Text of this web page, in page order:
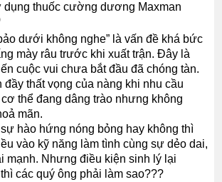
dụng thuốc cường dương Maxman
dưới không nghe” là vấn đề khá bức
mày râu trước khi xuất trận. Đây là
cuộc vui chưa bắt đầu đã chóng tàn.
đầy thất vọng của nàng khi nhu cầu
thể đang dâng trào nhưng không
mãn.
hào hứng nóng bỏng hay không thì
vào kỹ năng làm tình cùng sự dẻo dai,
mạnh. Nhưng điều kiện sinh lý lại
các quý ông phải làm sao???